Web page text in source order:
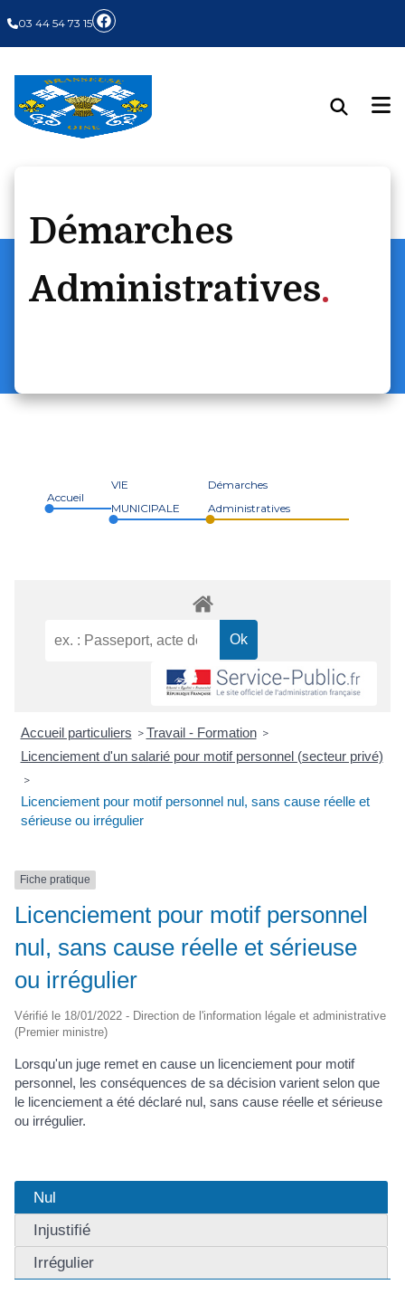
03 44 54 73 15
Démarches
Administratives
Accueil
VIE
MUNICIPALE
Démarches
Administratives
Accueil particuliers > Travail - Formation >
Licenciement d'un salarié pour motif personnel (secteur privé)
>
Licenciement pour motif personnel nul, sans cause réelle et
sérieuse ou irrégulier
Fiche pratique
Licenciement pour motif personnel
nul, sans cause réelle et sérieuse
ou irrégulier
Vérifié le 18/01/2022 - Direction de l'information légale et administrative
(Premier ministre)
Lorsqu'un juge remet en cause un licenciement pour motif
personnel, les conséquences de sa décision varient selon que
le licenciement a été déclaré nul, sans cause réelle et sérieuse
ou irrégulier.
Nul
Injustifié
Irrégulier